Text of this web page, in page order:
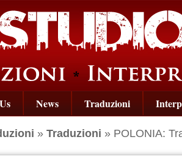
News Traduzioni
» Traduzioni » POLONIA: